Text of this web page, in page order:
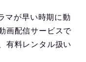
マが早い時期に動
画配信サービスで
有料レンタル扱い